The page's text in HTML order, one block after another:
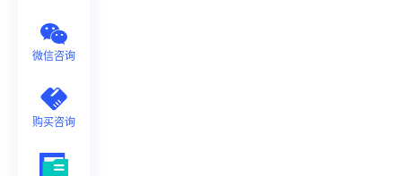
微信咨询
购买咨询